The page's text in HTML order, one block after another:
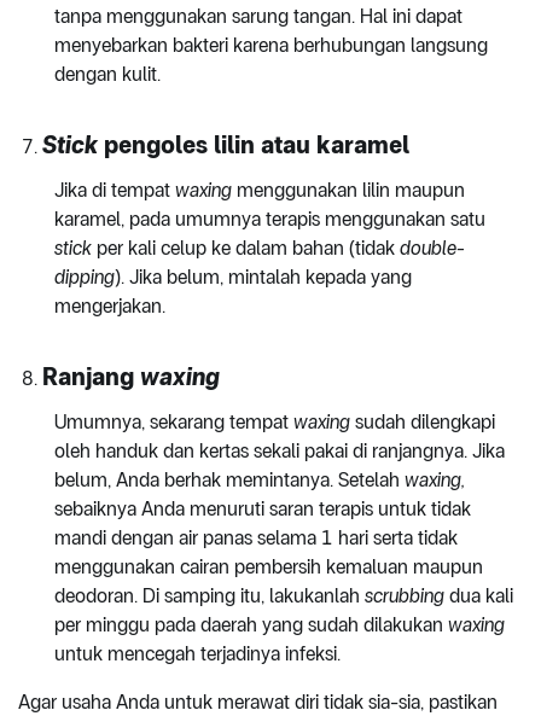
tanpa menggunakan sarung tangan. Hal ini dapat
menyebarkan bakteri karena berhubungan langsung
dengan kulit.
Stick pengoles lilin atau karamel
Jika di tempat waxing menggunakan lilin maupun
karamel, pada umumnya terapis menggunakan satu
stick per kali celup ke dalam bahan (tidak double-
dipping). Jika belum, mintalah kepada yang
mengerjakan.
Ranjang waxing
Umumnya, sekarang tempat waxing sudah dilengkapi
oleh handuk dan kertas sekali pakai di ranjangnya. Jika
belum, Anda berhak memintanya. Setelah waxing,
sebaiknya Anda menuruti saran terapis untuk tidak
mandi dengan air panas selama 1 hari serta tidak
menggunakan cairan pembersih kemaluan maupun
deodoran. Di samping itu, lakukanlah scrubbing dua kali
per minggu pada daerah yang sudah dilakukan waxing
untuk mencegah terjadinya infeksi.
Agar usaha Anda untuk merawat diri tidak sia-sia, pastikan